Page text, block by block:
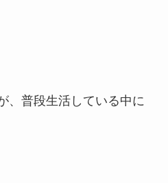
、普段生活している中に